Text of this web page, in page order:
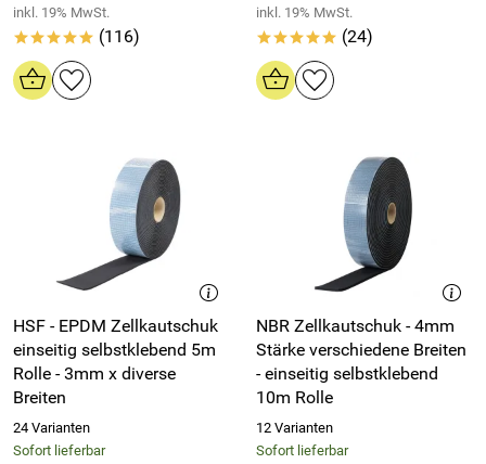
inkl. 19% MwSt.
***** (116)
inkl. 19% MwSt.
***** (24)
HSF - EPDM Zellkautschuk
einseitig selbstklebend 5m
Rolle - 3mm x diverse
Breiten
24 Varianten
Sofort lieferbar
NBR Zellkautschuk - 4mm
Stärke verschiedene Breiten
- einseitig selbstklebend
10m Rolle
12 Varianten
Sofort lieferbar